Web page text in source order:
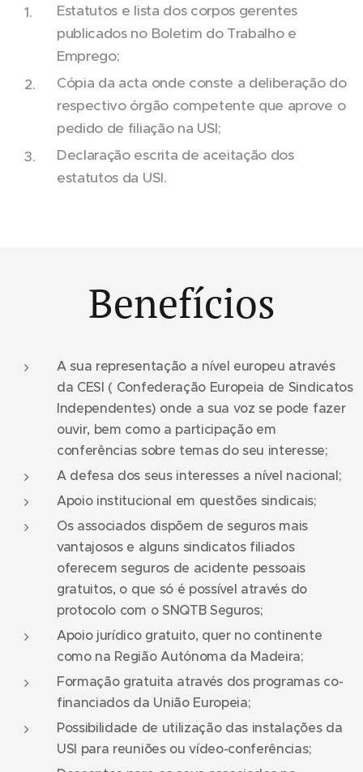
Estatutos e lista dos corpos gerentes
publicados no Boletim do Trabalho e
Emprego;
Cópia da acta onde conste a deliberação do
respectivo órgão competente que aprove o
pedido de filiação na USI;
Declaração escrita de aceitação dos
estatutos da USI.
Benefícios
A sua representação a nível europeu através
da CESI ( Confederação Europeia de Sindicatos
Independentes) onde a sua voz se pode fazer
ouvir, bem como a participação em
conferências sobre temas do seu interesse;
A defesa dos seus interesses a nível nacional;
Apoio institucional em questões sindicais;
Os associados dispõem de seguros mais
vantajosos e alguns sindicatos filiados
oferecem seguros de acidente pessoais
gratuitos, o que só é possível através do
protocolo com o SNQTB Seguros;
Apoio jurídico gratuito, quer no continente
como na Região Autónoma da Madeira;
Formação gratuita através dos programas co-
financiados da União Europeia;
Possibilidade de utilização das instalações da
USI para reuniões ou vídeo-conferências;